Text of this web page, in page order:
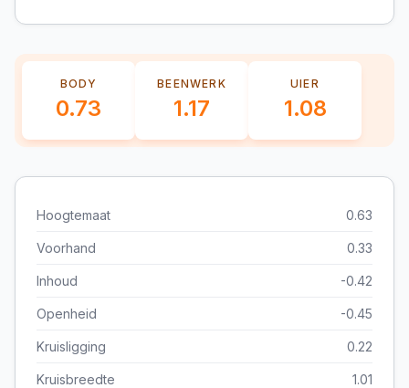
BODY
0.73
BEENWERK
1.17
UIER
1.08
Hoogtemaat 0.63
Voorhand 0.33
Inhoud -0.42
Openheid -0.45
Kruisligging 0.22
Kruisbreedte 1.01